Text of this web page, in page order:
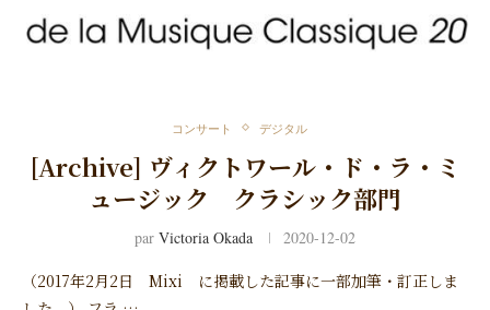
コンサート デジタル
[Archive] ヴィクトワール・ド・ラ・ミ
ュージック クラシック部門
par Victoria Okada 2020-12-02
（2017年2月2日 Mixi に掲載した記事に一部加筆・訂正しま